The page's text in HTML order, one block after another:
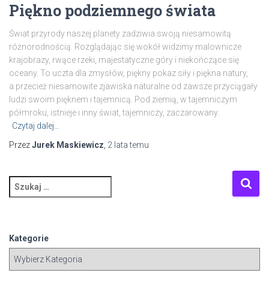
Piękno podziemnego świata
Świat przyrody naszej planety zadziwia swoją niesamowitą
różnorodnością. Rozglądając się wokół widzimy malownicze
krajobrazy, rwące rzeki, majestatyczne góry i niekończące się
oceany. To uczta dla zmysłów, piękny pokaz siły i piękna natury,
a przecież niesamowite zjawiska naturalne od zawsze przyciągały
ludzi swoim pięknem i tajemnicą. Pod ziemią, w tajemniczym
półmroku, istnieje i inny świat, tajemniczy, zaczarowany.
Czytaj dalej…
PrzezJurek Maskiewicz, 2 latatemu
z
a
j
Kategorie